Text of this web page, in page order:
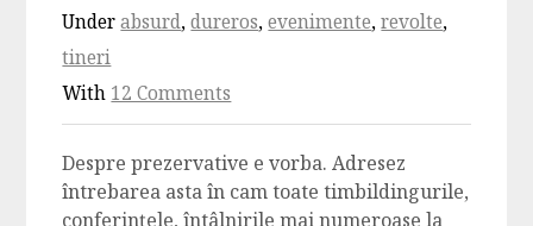
Underabsurd,dureros,evenimente,revolte,
tineri
With 12 Comments
Despre prezervative e vorba. Adresez
întrebarea asta în cam toate timbildingurile,
conferinţele, întâlnirile mai numeroase la